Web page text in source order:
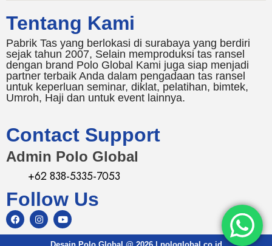
Tentang Kami
Pabrik Tas yang berlokasi di surabaya yang berdiri
sejak tahun 2007, Selain memproduksi tas ransel
dengan brand Polo Global Kami juga siap menjadi
partner terbaik Anda dalam pengadaan tas ransel
untuk keperluan seminar, diklat, pelatihan, bimtek,
Umroh, Haji dan untuk event lainnya.
Contact Support
Admin Polo Global
+62 838-5335-7053
Follow Us